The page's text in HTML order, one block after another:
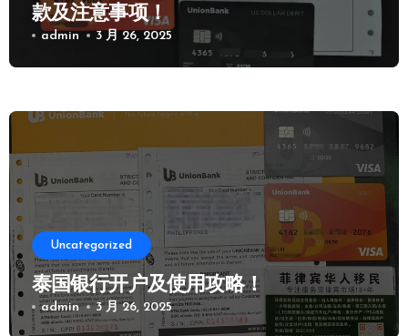
款及注意事项！
admin 3 月 26, 2025
Uncategorized
泰国银行开户及使用攻略！
admin 3 月 26, 2025